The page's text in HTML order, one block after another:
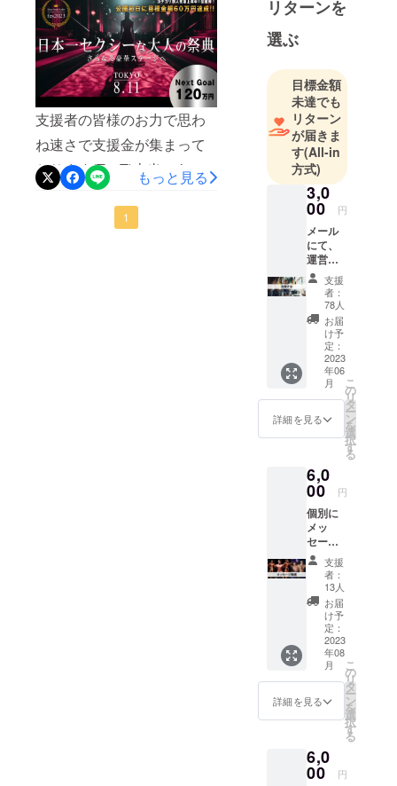
認できます！日本一セク
シーな大人の祭典にふさわ
しいゲストも近日発表しま
すのでお楽しみに♡また
続々とスポンサー並びに協
賛企業が増えてきています
のでそちらもアップしてい
きます！
支援者の皆様のお力で思わ
ね速さで支援金が集まって
おります(T ^ T)本当にあり
がとうございます！！今後
も皆様に素晴らしいステー
もっと見る
1
リターンを
選ぶ
目標金額
未達でも
リターン
が届きま
す(All-in
方式)
3,0
00 円
メール
にて、
運営メ
ンバー
から感
謝の
メッ
セージ
を送ら
せてい
ただき
ます！
支援
者：
78人
お届
け予
定：
2023
年06
月
詳細を見る
こ
の
リ
タ
ー
ン
を
選
択
す
る
6,0
00 円
個別に
メッ
セージ
動画を
送らせ
ていた
だきま
す。 (お
一方ず
つ名前
呼ばせ
ていた
だき、
感謝の
言葉を
送らせ
だきま
す。)
支援
者：
13人
お届
け予
定：
2023
年08
月
詳細を見る
こ
の
リ
タ
ー
ン
を
選
択
す
る
6,0
00 円